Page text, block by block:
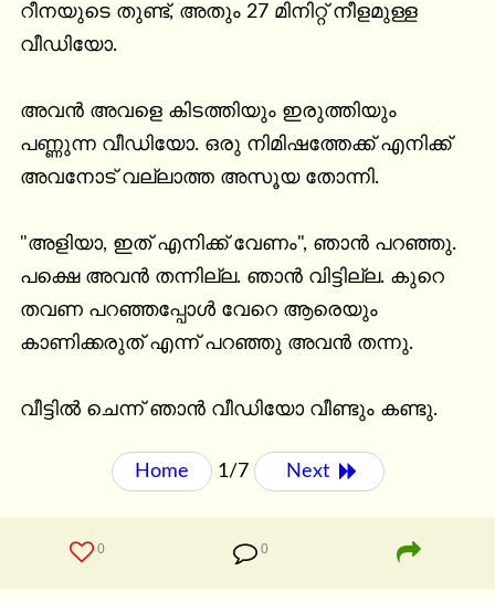
റീനയുടെ തുണ്ട്, അതും 27 മിനിറ്റ് നീളമുള്ള
വീഡിയോ.
അവൻ അവളെ കിടത്തിയും ഇരുത്തിയും
പണ്ണുന്ന വീഡിയോ. ഒരു നിമിഷത്തേക്ക് എനിക്ക്
അവനോട് വല്ലാത്ത അസൂയ തോന്നി.
"അളിയാ, ഇത് എനിക്ക് വേണം", ഞാൻ പറഞ്ഞു.
പക്ഷെ അവൻ തന്നില്ല. ഞാൻ വിട്ടില്ല. കുറെ
തവണ പറഞ്ഞപ്പോൾ വേറെ ആരെയും
കാണിക്കരുത് എന്ന് പറഞ്ഞു അവൻ തന്നു.
വീട്ടിൽ ചെന്ന് ഞാൻ വീഡിയോ വീണ്ടും കണ്ടു.
Home 1/7 Next
0 0